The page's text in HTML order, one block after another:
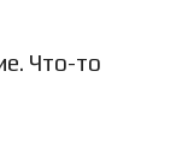
Что-то